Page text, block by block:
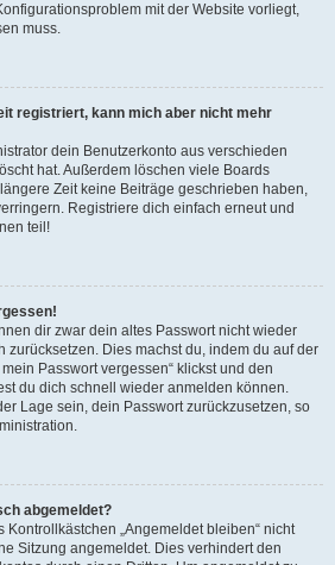
mit der Website vorliegt,
muss.
registriert, kann mich aber nicht mehr
dein Benutzerkonto aus verschieden
hat. Außerdem löschen viele Boards
Zeit keine Beiträge geschrieben haben,
Registriere dich einfach erneut und
teil!
dir zwar dein altes Passwort nicht wieder
zurücksetzen. Dies machst du, indem du auf der
Passwort vergessen“ klickst und den
du dich schnell wieder anmelden können.
Lage sein, dein Passwort zurückzusetzen, so
abgemeldet?
Kontrollkästchen „Angemeldet bleiben“ nicht
Sitzung angemeldet. Dies verhindert den